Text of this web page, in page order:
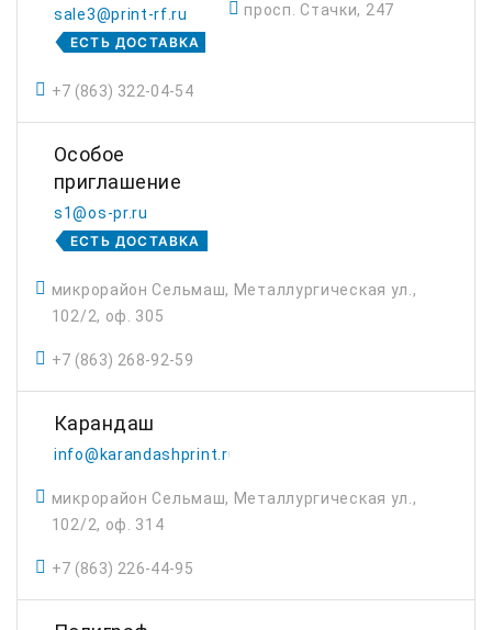
sale3@print-rf.ru
ЕСТЬ ДОСТАВКА
просп. Стачки, 247
+7 (863) 322-04-54
Особое
приглашение
s1@os-pr.ru
ЕСТЬ ДОСТАВКА
микрорайон Сельмаш, Металлургическая ул.,
102/2, оф. 305
+7 (863) 268-92-59
Карандаш
info@karandashprint.ru
микрорайон Сельмаш, Металлургическая ул.,
102/2, оф. 314
+7 (863) 226-44-95